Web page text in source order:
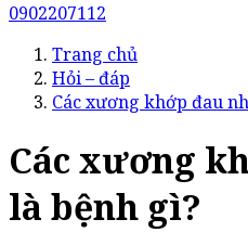
0902207112
Trang chủ
Hỏi – đáp
Các xương khớp đau
Các xương
là bệnh gì?